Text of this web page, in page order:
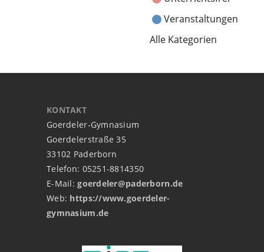
Veranstaltungen
Alle Kategorien
KONTAKT
Goerdeler-Gymnasium
Goerdelerstraße 35
33102 Paderborn
Telefon: 05251-8814350
E-Mail:goerdeler@paderborn.de
Web: https://www.goerdeler-
gymnasium.de